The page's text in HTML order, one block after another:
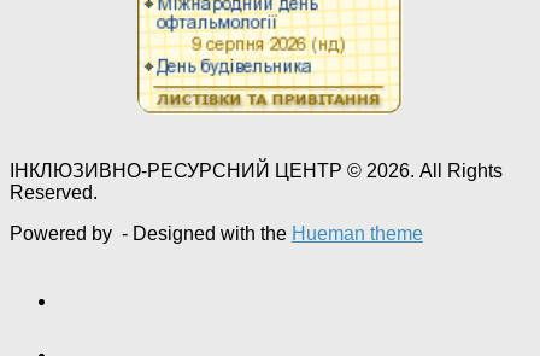
ІНКЛЮЗИВНО-РЕСУРСНИЙ ЦЕНТР © 2026. All Rights
Reserved.
Powered by - Designed with the Hueman theme